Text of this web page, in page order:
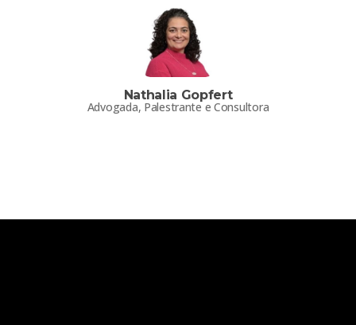
Nathalia Gopfert
Advogada, Palestrante e Consultora